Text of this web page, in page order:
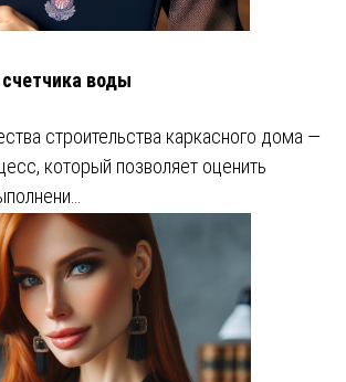
воды
строительства каркасного дома —
который позволяет оценить